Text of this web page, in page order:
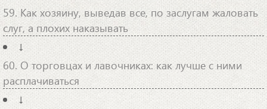
59. Как хозяину, выведав все, по заслугам жаловать
слуг, а плохих наказывать
↓
60. О торговцах и лавочниках: как лучше с ними
расплачиваться
↓